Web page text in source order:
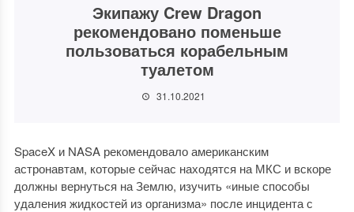
Экипажу Crew Dragon
рекомендовано поменьше
пользоваться корабельным
туалетом
31.10.2021
SpaceX и NASA рекомендовало американским
астронавтам, которые сейчас находятся на МКС и вскоре
должны вернуться на Землю, изучить «иные способы
удаления жидкостей из организма» после инцидента с